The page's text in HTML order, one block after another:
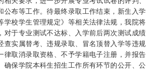
公布等工作。待最终录取工作结束，新生入学
学校学生管理规定》等相关法律法规，我院将
对于专业测试不达标、入学前后两次测试成绩
查实属替考、违规录取、冒名顶替入学等违规
律取消录取资格、不予学籍电子注册，并报告
确保学院本科生招生工作所有环节的公开、公